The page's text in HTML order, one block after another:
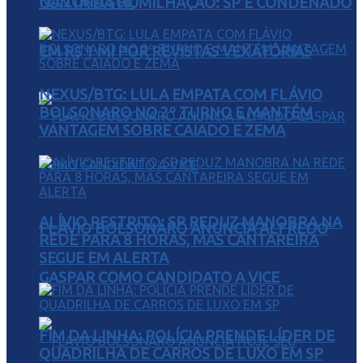
EM R$ 1 MI POR REVISTAS VEXATÓRIAS
FLÁVIO BOLSONARO ANUNCIA ALFREDO
GASPAR COMO CANDIDATO A VICE
NEXUS/BTG: LULA EMPATA COM FLÁVIO
BOLSONARO NO 2º TURNO E MANTÉM
VANTAGEM SOBRE CAIADO E ZEMA
ALÍVIO RESTRITO: SP REDUZ MANOBRA NA
REDE PARA 8 HORAS, MAS CANTAREIRA
SEGUE EM ALERTA
FIM DA LINHA: POLÍCIA PRENDE LÍDER DE
QUADRILHA DE CARROS DE LUXO EM SP